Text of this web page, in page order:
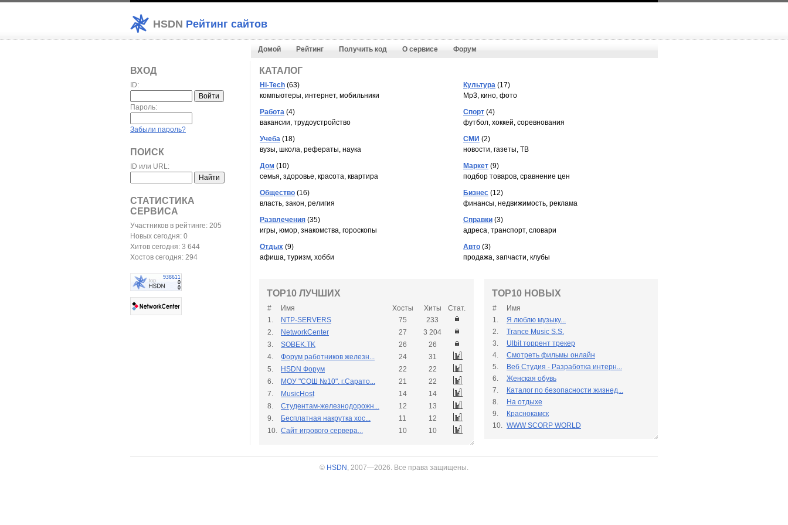
HSDN Рейтинг сайтов
Домой Рейтинг Получить код О сервисе Форум
КАТАЛОГ
Hi-Tech (63)
компьютеры, интернет, мобильники
Культура (17)
Mp3, кино, фото
Работа (4)
вакансии, трудоустройство
Спорт (4)
футбол, хоккей, соревнования
Учеба (18)
вузы, школа, рефераты, наука
СМИ (2)
новости, газеты, ТВ
Дом (10)
семья, здоровье, красота, квартира
Маркет (9)
подбор товаров, сравнение цен
Общество (16)
власть, закон, религия
Бизнес (12)
финансы, недвижимость, реклама
Развлечения (35)
игры, юмор, знакомства, гороскопы
Справки (3)
адреса, транспорт, словари
Отдых (9)
афиша, туризм, хобби
Авто (3)
продажа, запчасти, клубы
TOP10 ЛУЧШИХ
# Имя Хосты Хиты
Стат.
1.
NTP-SERVERS 75
233
2.
NetworkCenter 27
3 204
3.
SOBEK.TK 26
26
4.
Форум работников железн... 24
31
5.
HSDN Форум 22
22
6.
МОУ "СОШ №10". г.Сарато... 21
22
7.
MusicHost 14
14
8.
Студентам-железнодорожн... 12
13
9.
Бесплатная накрутка хос... 11
12
10. Cайт игрового сервера... 10 10
TOP10 НОВЫХ
#
Имя
1.
Я люблю музыку...
2.
Trance Music S.S.
3.
Ulbit торрент трекер
4.
Смотреть фильмы онлайн
5.
Веб Студия - Разработка интерн...
6.
Женская обувь
7.
Каталог по безопасности жизнед...
8.
На отдыхе
9.
Краснокамск
10. WWW SCORP WORLD
ВХОД
ID:
Пароль:
Забыли пароль?
ПОИСК
ID или URL:
СТАТИСТИКА
СЕРВИСА
Участников в рейтинге: 205
Новых сегодня: 0
Хитов сегодня: 3 644
Хостов сегодня: 294
© HSDN , 2007—2026. Все права защищены.